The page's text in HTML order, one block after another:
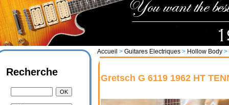
Accueil > Guitares Electriques > Hollow Body >
Gretsch G 6119 1962 HT
Recherche